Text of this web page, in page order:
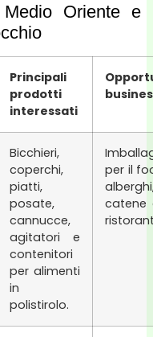
Oriente e
Principali
prodotti
interessati
Bicchieri,
coperchi,
piatti,
posate,
cannucce,
agitatori e
contenitori
per alimenti
in
polistirolo.
per il
catene